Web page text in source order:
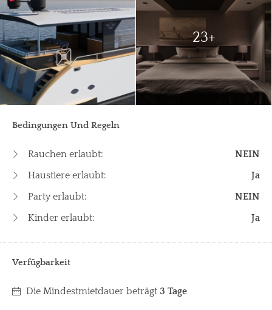
23+
Bedingungen Und Regeln
Rauchen erlaubt:
NEIN
Haustiere erlaubt:
Ja
Party erlaubt:
NEIN
Kinder erlaubt:
Ja
Verfügbarkeit
Die Mindestmietdauer beträgt 3 Tage